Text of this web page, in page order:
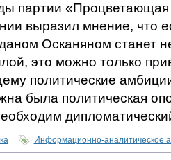
партии
выразил мнение, что
Осканяном станет
это можно только
политические
была политическая
Информационно-аналитическое